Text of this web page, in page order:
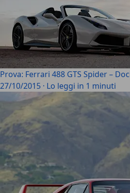
Prova: Ferrari 488 GTS Spider –
27/10/2015 · Lo leggi in 1 minuti